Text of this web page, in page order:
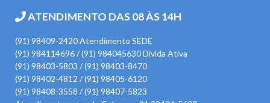
ATENDIMENTO DAS 08 ÀS 14H
(91) 98409-2420 Atendimento SEDE
(91) 984114696 / (91) 984045630 Divida Ativa
(91) 98403-5803 / (91) 98403-8470
(91) 98402-4812 / (91) 98405-6120
(91) 98408-3558 / (91) 98407-5823